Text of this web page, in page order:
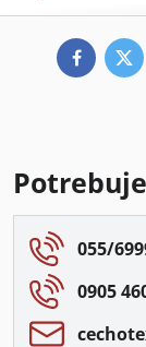
Facebook
055/
0905